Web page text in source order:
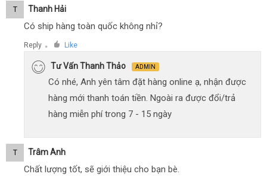
T Thanh Hải
Có ship hàng toàn quốc không nhỉ?
Reply ● Like
Tư Vấn Thanh Thảo ADMIN
Có nhé, Anh yên tâm đặt hàng online ạ, nhận được
hàng mới thanh toán tiền. Ngoài ra được đổi/trả
hàng miễn phí trong 7 - 15 ngày
T Trâm Anh
Chất lượng tốt, sẽ giới thiệu cho bạn bè.